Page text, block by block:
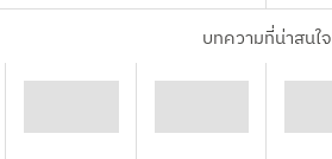
บทความที่น่าสนใจ